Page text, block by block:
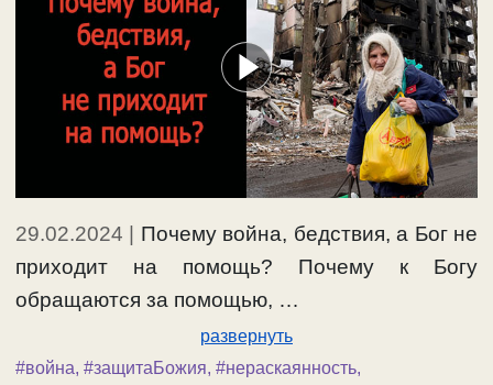
29.02.2024
Почему война, бедствия, а Бог не
приходит на помощь? Почему к Богу
обращаются за помощью, …
развернуть
#война, #защитаБожия, #нераскаянность,